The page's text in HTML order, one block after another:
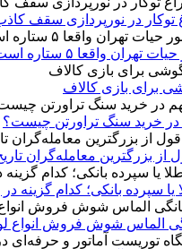
در نورپردازی سقف
۵ ستاره است؟ بررسی مزایا و معایب بدون سانسور
برای بازی کالاف
خرید سنگ تراورتن چیست؟
سپرده بانکی؛ کدام گزینه در
الماس شوش فروش انواع